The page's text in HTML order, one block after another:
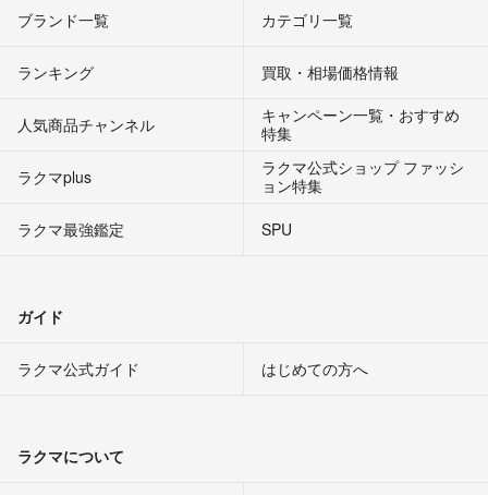
ブランド一覧 カテゴリ一覧
ランキング 買取・相場価格情報
人気商品チャンネル
キャンペーン一覧・おすすめ
特集
ラクマplus
ラクマ公式ショップ ファッシ
ョン特集
ラクマ最強鑑定
SPU
ガイド
ラクマ公式ガイド はじめての方へ
ラクマについて